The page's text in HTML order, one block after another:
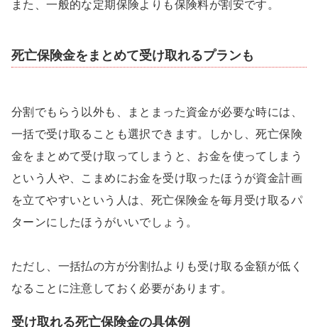
また、一般的な定期保険よりも保険料が割安です。
死亡保険金をまとめて受け取れるプランも
分割でもらう以外も、まとまった資金が必要な時には、
一括で受け取ることも選択できます。しかし、死亡保険
金をまとめて受け取ってしまうと、お金を使ってしまう
という人や、こまめにお金を受け取ったほうが資金計画
を立てやすいという人は、死亡保険金を毎月受け取るパ
ターンにしたほうがいいでしょう。
ただし、一括払の方が分割払よりも受け取る金額が低く
なることに注意しておく必要があります。
受け取れる死亡保険金の具体例